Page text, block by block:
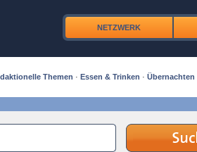
NETZWERK
Themen · Essen & Trinken · Übernachten